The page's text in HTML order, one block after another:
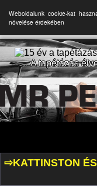
Weboldalunk cookie-kat
növelése érdekében
A tapétázás
⇨KATTINSTON